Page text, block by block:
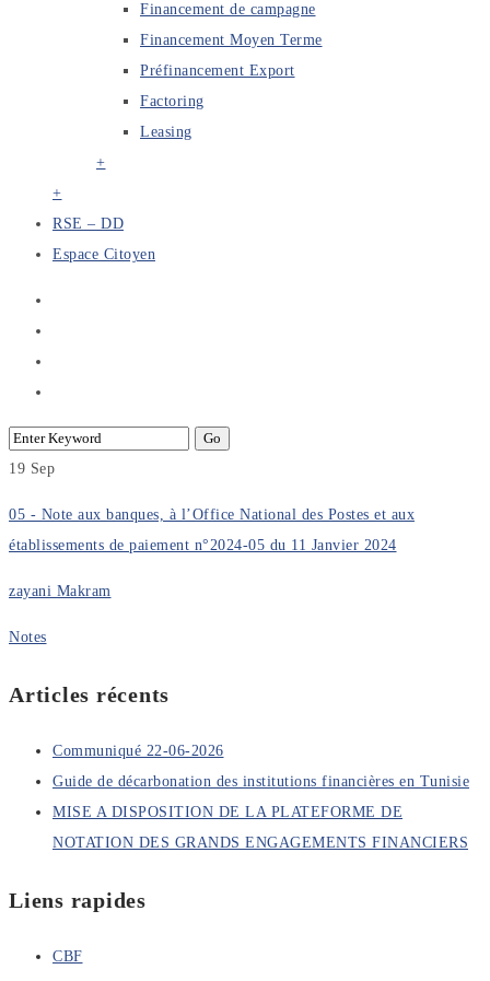
Financement de campagne
Financement Moyen Terme
Préfinancement Export
Factoring
Leasing
+
+
RSE – DD
Espace Citoyen
19 Sep
05 - Note aux banques, à l’Office National des Postes et aux
établissements de paiement n°2024-05 du 11 Janvier 2024
zayani Makram
Notes
Articles récents
Communiqué 22-06-2026
Guide de décarbonation des institutions financières en Tunisie
MISE A DISPOSITION DE LA PLATEFORME DE
NOTATION DES GRANDS ENGAGEMENTS FINANCIERS
Liens rapides
CBF